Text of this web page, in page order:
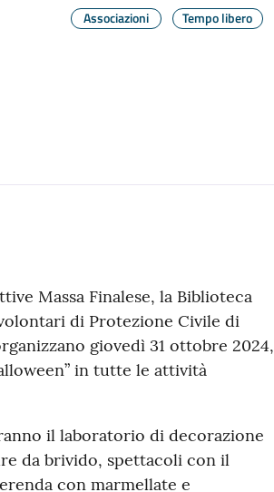
Associazioni Tempo libero
Massa Finalese, la Biblioteca
di Protezione Civile di
giovedì 31 ottobre 2024,
in tutte le attività
il laboratorio di decorazione
da brivido, spettacoli con il
con marmellate e